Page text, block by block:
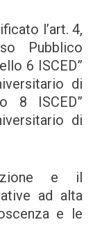
l’art. 4,
Pubblico
6 ISCED”
di
8 ISCED”
di
e il
ad alta
e le